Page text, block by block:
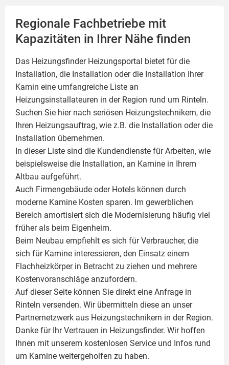
Regionale Fachbetriebe mit
Kapazitäten in Ihrer Nähe finden
Das Heizungsfinder Heizungsportal bietet für die
Installation, die Installation oder die Installation Ihrer
Kamin eine umfangreiche Liste an
Heizungsinstallateuren in der Region rund um Rinteln.
Suchen Sie hier nach seriösen Heizungstechnikern, die
Ihren Heizungsauftrag, wie z.B. die Installation oder die
Installation übernehmen.
In dieser Liste sind die Kundendienste für Arbeiten, wie
beispielsweise die Installation, an Kamine in Ihrem
Altbau aufgeführt.
Auch Firmengebäude oder Hotels können durch
moderne Kamine Kosten sparen. Im gewerblichen
Bereich amortisiert sich die Modernisierung häufig viel
früher als beim Eigenheim.
Beim Neubau empfiehlt es sich für Verbraucher, die
sich für Kamine interessieren, den Einsatz einem
Flachheizkörperin Betracht zu ziehen und mehrere
Kostenvoranschläge anzufordern.
Auf dieser Seite können Sie direkt eine Anfrage in
Rinteln versenden. Wir übermitteln diese an unser
Partnernetzwerk aus Heizungstechnikern in der Region.
Danke für Ihr Vertrauen in Heizungsfinder. Wir hoffen
Ihnen mit unserem kostenlosen Service und Infos rund
um Kamine weitergeholfen zu haben.